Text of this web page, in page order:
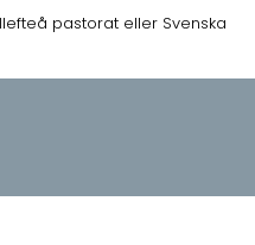
pastorat eller Svenska